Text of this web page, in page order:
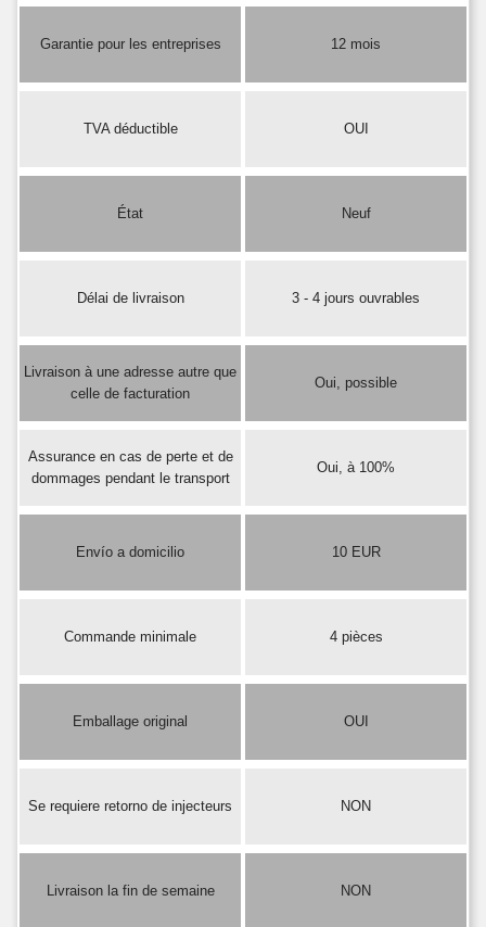
Garantie pour les entreprises 12 mois
TVA déductible OUI
État Neuf
Délai de livraison 3 - 4 jours ouvrables
Livraison à une adresse autre que
celle de facturation
Oui, possible
Assurance en cas de perte et de
dommages pendant le transport
Oui, à 100%
Envío a domicilio 10 EUR
Commande minimale 4 pièces
Emballage original OUI
Se requiere retorno de injecteurs NON
Livraison la fin de semaine NON